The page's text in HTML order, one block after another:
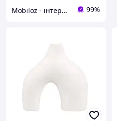
Mobiloz - інтернет-магазин Мобілоз 99%